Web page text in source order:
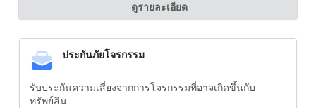
ดูรายละเอียด
ประกันภัยโจรกรรม
รับประกันความเสี่ยงจากการโจรกรรมที่อาจเกิดขึ้นกับ
ทรัพย์สิน